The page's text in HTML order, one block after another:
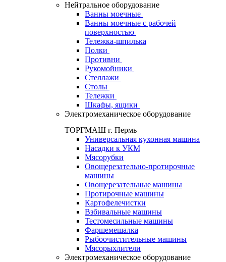
Нейтральное оборудование
Ванны моечные
Ванны моечные с рабочей
поверхностью
Тележка-шпилька
Полки
Противни
Рукомойники
Стеллажи
Столы
Тележки
Шкафы, ящики
Электромеханическое оборудование
ТОРГМАШ г. Пермь
Универсальная кухонная машина
Насадки к УКМ
Мясорубки
Овощерезательно-протирочные
машины
Овощерезательные машины
Протирочные машины
Картофелечистки
Взбивальные машины
Тестомесильные машины
Фаршемешалка
Рыбоочистительные машины
Мясорыхлители
Электромеханическое оборудование